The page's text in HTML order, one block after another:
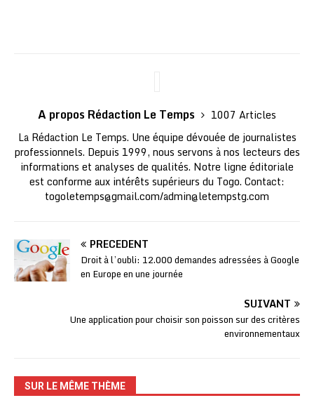
A propos Rédaction Le Temps
1007 Articles
La Rédaction Le Temps. Une équipe dévouée de journalistes
professionnels. Depuis 1999, nous servons à nos lecteurs des
informations et analyses de qualités. Notre ligne éditoriale
est conforme aux intérêts supérieurs du Togo. Contact:
togoletemps@gmail.com/admin@letempstg.com
PRÉCÉDENT
Droit à l’oubli: 12.000 demandes adressées à Google
en Europe en une journée
SUIVANT
Une application pour choisir son poisson sur des critères
environnementaux
SUR LE MÊME THÈME